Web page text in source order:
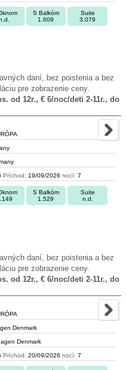
S Balkóm
1.609
Suite
3.079
daní, bez poistenia a bez
pre zobrazenie ceny.
od 12r., € 6/noc/deti 2-11r., do
Príchod: 19/09/2026 nocí: 7
S Balkóm
1.529
Suite
n.d.
daní, bez poistenia a bez
pre zobrazenie ceny.
od 12r., € 6/noc/deti 2-11r., do
Denmark
Denmark
Príchod: 20/09/2026 nocí: 7